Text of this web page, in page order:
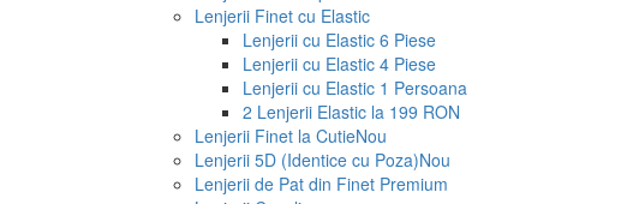
Lenjerii Finet cu Elastic
Lenjerii cu Elastic 6 Piese
Lenjerii cu Elastic 4 Piese
Lenjerii cu Elastic 1 Persoana
2 Lenjerii Elastic la 199 RON
Lenjerii Finet la CutieNou
Lenjerii 5D (Identice cu Poza)Nou
Lenjerii de Pat din Finet Premium